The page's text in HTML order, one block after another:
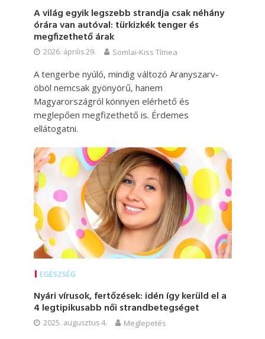
A világ egyik legszebb strandja csak néhány
órára van autóval: türkizkék tenger és
megfizethető árak
2026. április 29. Somlai-Kiss Tímea
A tengerbe nyúló, mindig változó Aranyszarv-
öböl nemcsak gyönyörű, hanem
Magyarországról könnyen elérhető és
meglepően megfizethető is. Érdemes
ellátogatni.
EGÉSZSÉG
Nyári vírusok, fertőzések: idén így kerüld el a
4 legtipikusabb női strandbetegséget
2025. augusztus 4. Meglepetés